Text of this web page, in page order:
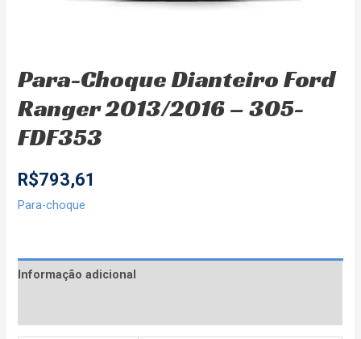
Para-Choque Dianteiro Ford
Ranger 2013/2016 – 305-
FDF353
R$793,61
Para-choque
Informação adicional